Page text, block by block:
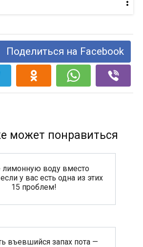
Поделиться на Facebook
может понравиться
лимонную воду вместо
у вас есть одна из этих
15 проблем!
въевшийся запах пота —